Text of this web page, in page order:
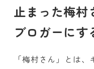
止まった梅村
ブロガーにす
「梅村さん」とは、